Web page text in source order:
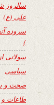
سالروز
علی (ع)
سروده
}
سولاتی
سیاسی
صحت و
طاعات و